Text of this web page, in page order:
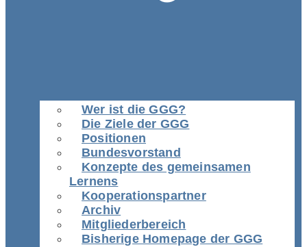
Wer ist die GGG?
Die Ziele der GGG
Positionen
Bundesvorstand
Konzepte des gemeinsamen
Lernens
Kooperationspartner
Archiv
Mitgliederbereich
Bisherige Homepage der GGG